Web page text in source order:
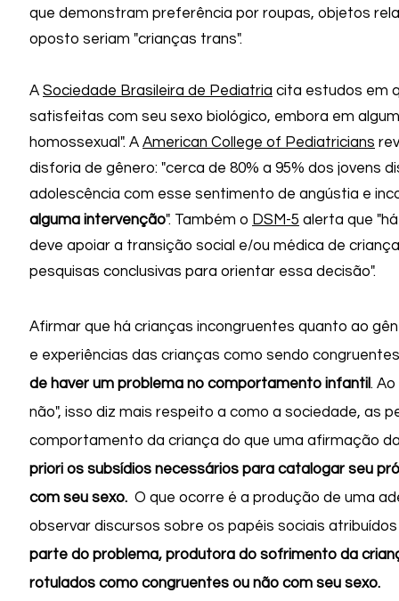
que demonstram preferência por roupas, objetos
oposto seriam "crianças trans".
A Sociedade Brasileira de Pediatria cita estudos em
satisfeitas com seu sexo biológico, embora em
homossexual". A American College of Pediatricians
disforia de gênero: "cerca de 80% a 95% dos jovens
adolescência com esse sentimento de angústia e
alguma intervenção". Também o DSM-5 alerta que
deve apoiar a transição social e/ou médica de
pesquisas conclusivas para orientar essa decisão".
Afirmar que há crianças incongruentes quanto ao
e experiências das crianças como sendo
de haver um problema no comportamento infantil.
não", isso diz mais respeito a como a sociedade, as
comportamento da criança do que uma afirmação
priori os subsídios necessários para catalogar seu
com seu sexo. O que ocorre é a produção de uma
observar discursos sobre os papéis sociais
parte do problema, produtora do sofrimento da
rotulados como congruentes ou não com seu sexo.